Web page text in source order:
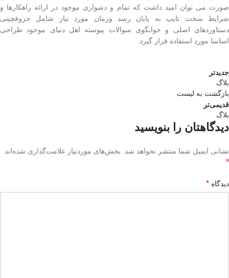
صورت می توان امید داشت که تمام و دشواری موجود در ارائه راهکارها و
شرایط سخت تایپ به پایان رسد وزمان مورد نیاز شامل حروفچینی
دستاوردهای اصلی و جوابگوی سوالات پیوسته اهل دنیای موجود طراحی
اساسا مورد استفاده قرار گیرد.
جدیدتر
بلاگ
بازگشت به لیست
قدیمی‌تر
بلاگ
دیدگاهتان را بنویسید
نشانی ایمیل شما منتشر نخواهد شد. بخش‌های موردنیاز علامت‌گذاری شده‌اند
*
دیدگاه *